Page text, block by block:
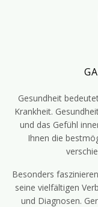
Gesundheit
Krankheit.
und das Gefühl
Ihnen die
Besonders
seine vielfältigen
und Diagnosen.